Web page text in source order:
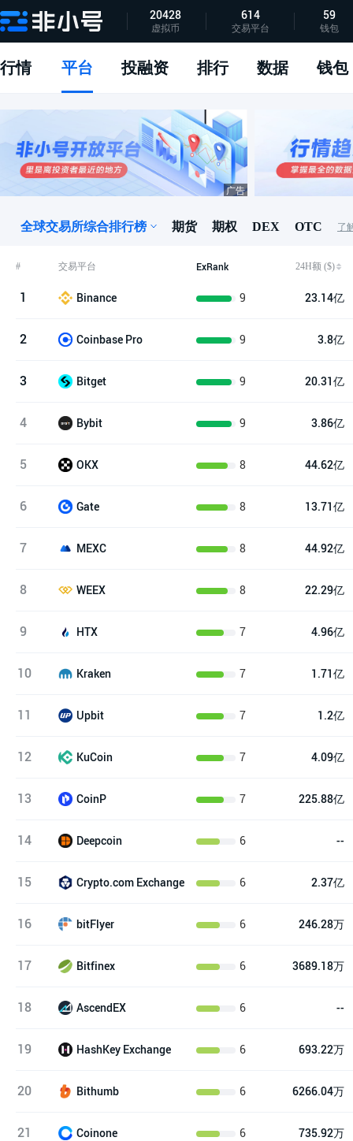
APP下载
指标说明
问题反馈
20428
虚拟币
614
交易平台
59
钱包
行情 平台 投融资 排行 数据 钱包
全球交易所综合排行榜 期货 期权 DEX OTC 了
# 交易平台 ExRank 24H额 ($)
1 Binance 9 23.14亿
2 Coinbase Pro 9 3.8亿
3 Bitget 9 20.31亿
4 Bybit 9 3.86亿
5 OKX 8 44.62亿
6 Gate 8 13.71亿
7 MEXC 8 44.92亿
8 WEEX 8 22.29亿
9 HTX 7 4.96亿
10 Kraken 7 1.71亿
11 Upbit 7 1.2亿
12 KuCoin 7 4.09亿
13 CoinP 7 225.88亿
14 Deepcoin 6 --
15 Crypto.com Exchange 6 2.37亿
16 bitFlyer 6 246.28万
17 Bitfinex 6 3689.18万
18 AscendEX 6 --
19 HashKey Exchange 6 693.22万
20 Bithumb 6 6266.04万
21 Coinone 6 735.92万